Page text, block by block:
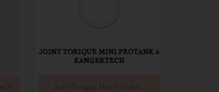
Aperçu rapide
Joint Torique Mini Protank...